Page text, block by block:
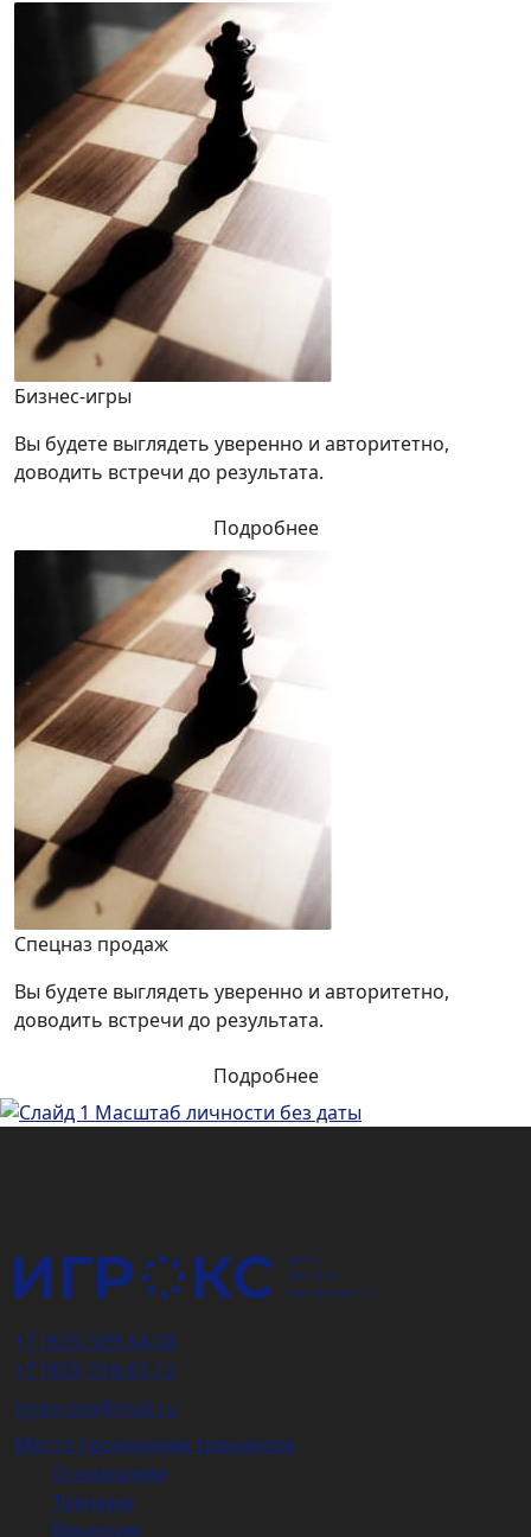
Бизнес-игры
Вы будете выглядеть уверенно и авторитетно,
доводить встречи до результата.
Подробнее
Спецназ продаж
Вы будете выглядеть уверенно и авторитетно,
доводить встречи до результата.
Подробнее
+7 (925) 589-54-08
+7 (903) 516-67-12
igrox-pro@mail.ru
Место проведения тренингов
О компании
Тренеры
Вакансии